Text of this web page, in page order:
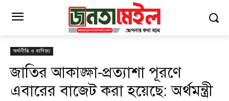
অর্থনীতি ও বাণিজ্য
জাতির আকাঙ্ক্ষা-প্রত্যাশা পূরণে
এবারের বাজেট করা হয়েছে: অর্থমন্ত্রী